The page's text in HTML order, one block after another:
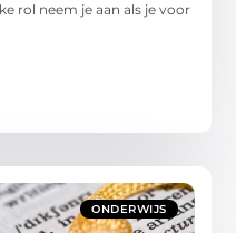
rol neem je aan als je voor
ONDERWIJS